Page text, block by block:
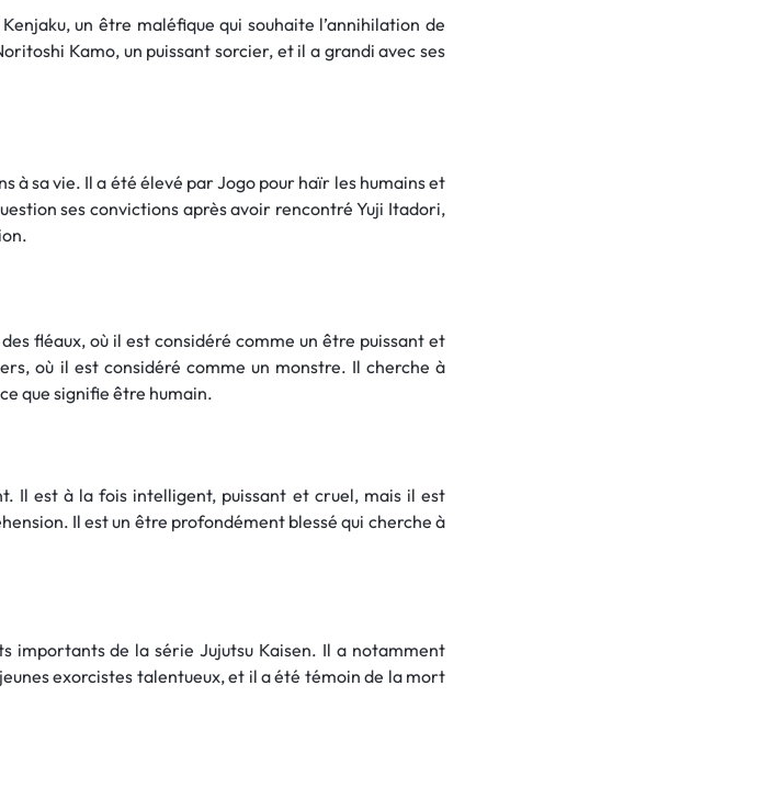
un être maléfique qui souhaite l’annihilation de
Kamo, un puissant sorcier, et il a grandi avec ses
à sa vie. Il a été élevé par Jogo pour haïr les humains et
ses convictions après avoir rencontré Yuji Itadori,
fléaux, où il est considéré comme un être puissant et
où il est considéré comme un monstre. Il cherche à
que signifie être humain.
Il est à la fois intelligent, puissant et cruel, mais il est
Il est un être profondément blessé qui cherche à
importants de la série Jujutsu Kaisen. Il a notamment
exorcistes talentueux, et il a été témoin de la mort